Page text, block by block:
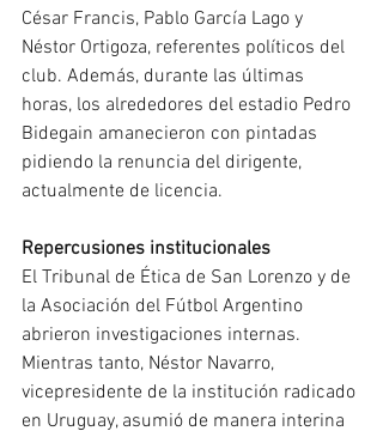
César Francis, Pablo García Lago y
Néstor Ortigoza, referentes políticos del
club. Además, durante las últimas
horas, los alrededores del estadio Pedro
Bidegain amanecieron con pintadas
pidiendo la renuncia del dirigente,
actualmente de licencia.
Repercusiones institucionales
El Tribunal de Ética de San Lorenzo y de
la Asociación del Fútbol Argentino
abrieron investigaciones internas.
Mientras tanto, Néstor Navarro,
vicepresidente de la institución radicado
en Uruguay, asumió de manera interina